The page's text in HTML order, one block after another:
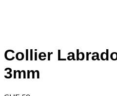
Collier
3mm